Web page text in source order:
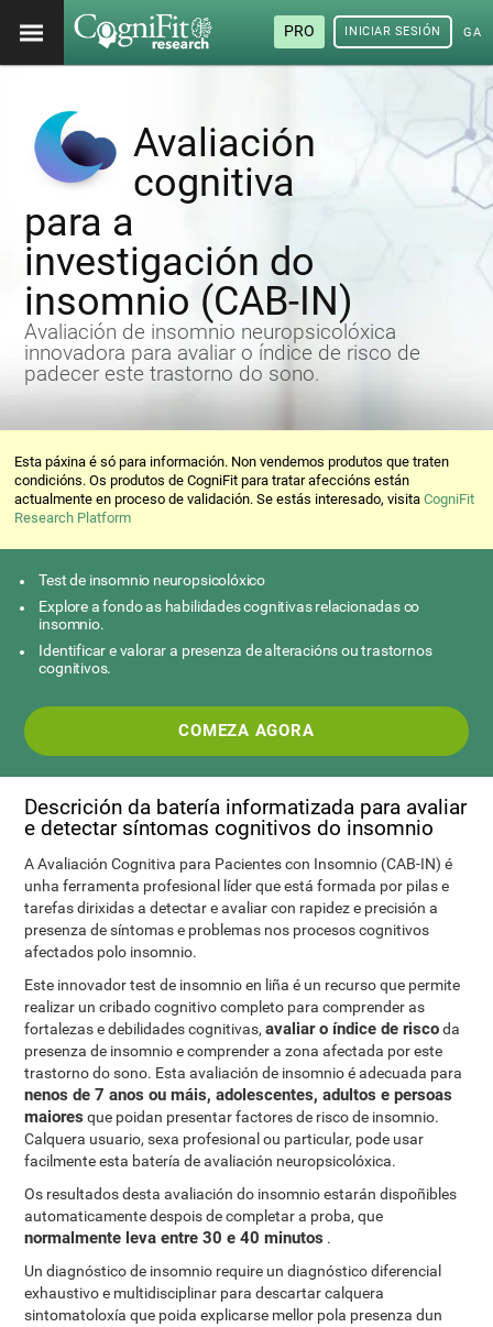
PRO INICIAR SESIÓN
Avaliación
cognitiva
para a
investigación do
insomnio (CAB-IN)
Avaliación de insomnio neuropsicolóxica
innovadora para avaliar o índice de risco de
padecer este trastorno do sono.
Esta páxina é só para información. Non vendemos produtos que traten
condicións. Os produtos de CogniFit para tratar afeccións están
actualmente en proceso de validación. Se estás interesado, visitaCogniFit
Research Platform
Test de insomnio neuropsicolóxico
Explore a fondo as habilidades cognitivas relacionadas co
insomnio.
Identificar e valorar a presenza de alteracións ou trastornos
cognitivos.
COMEZA AGORA
Descrición da batería informatizada para avaliar
e detectar síntomas cognitivos do insomnio
A Avaliación Cognitiva para Pacientes con Insomnio (CAB-IN) é
unha ferramenta profesional líder que está formada por pilas e
tarefas dirixidas a detectar e avaliar con rapidez e precisión a
presenza de síntomas e problemas nos procesos cognitivos
afectados polo insomnio.
Este innovador test de insomnio en liña é un recurso que permite
realizar un cribado cognitivo completo para comprender as
fortalezas e debilidades cognitivas,avaliar o índice de riscoda
presenza de insomnio e comprender a zona afectada por este
trastorno do sono. Esta avaliación de insomnio é adecuada para
nenos de 7 anos ou máis, adolescentes, adultos e persoas
maiores que poidan presentar factores de risco de insomnio.
Calquera usuario, sexa profesional ou particular, pode usar
facilmente esta batería de avaliación neuropsicolóxica.
Os resultados desta avaliación do insomnio estarán dispoñibles
automaticamente despois de completar a proba, que
normalmente leva entre 30 e 40 minutos .
Un diagnóstico de insomnio require un diagnóstico diferencial
exhaustivo e multidisciplinar para descartar calquera
sintomatoloxía que poida explicarse mellor pola presenza dun